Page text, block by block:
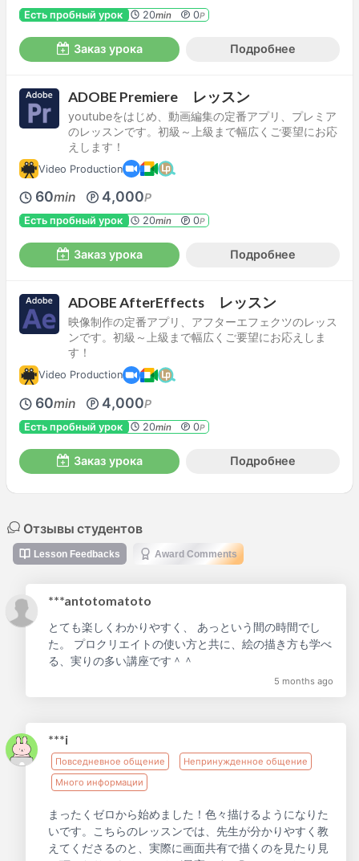
Есть пробный урок 20min 0P
Заказ урока Подробнее
ADOBE Premiere レッスン
youtubeをはじめ、動画編集の定番アプリ、プレミア
のレッスンです。初級～上級まで幅広くご要望にお応
えします！
Video Production
60min 4,000P
Есть пробный урок 20min 0P
Заказ урока Подробнее
ADOBE AfterEffects レッスン
映像制作の定番アプリ、アフターエフェクツのレッス
ンです。初級～上級まで幅広くご要望にお応えしま
す！
Video Production
60min 4,000P
Есть пробный урок 20min 0P
Заказ урока Подробнее
Отзывы студентов
Lesson Feedbacks Award Comments
***antotomatoto
とても楽しくわかりやすく、 あっという間の時間でし
た。 プロクリエイトの使い方と共に、絵の描き方も学べ
る、実りの多い講座です＾＾
5 months ago
***i
Повседневное общение
Непринужденное общение
Много информации
まったくゼロから始めました！色々描けるようになりた
いです。こちらのレッスンでは、先生が分かりやすく教
えてくださるのと、実際に画面共有で描くのを見たり見